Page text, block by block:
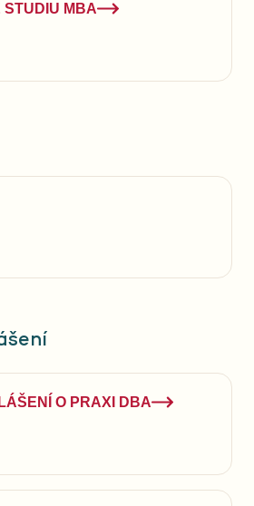
STUDIU MBA
O PRAXI DBA